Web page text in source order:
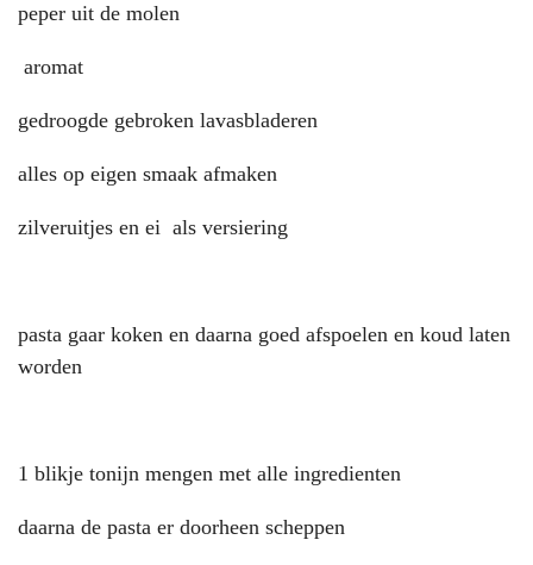
peper uit de molen
aromat
gedroogde gebroken lavasbladeren
alles op eigen smaak afmaken
zilveruitjes en ei als versiering
pasta gaar koken en daarna goed afspoelen en koud laten
worden
1 blikje tonijn mengen met alle ingredienten
daarna de pasta er doorheen scheppen